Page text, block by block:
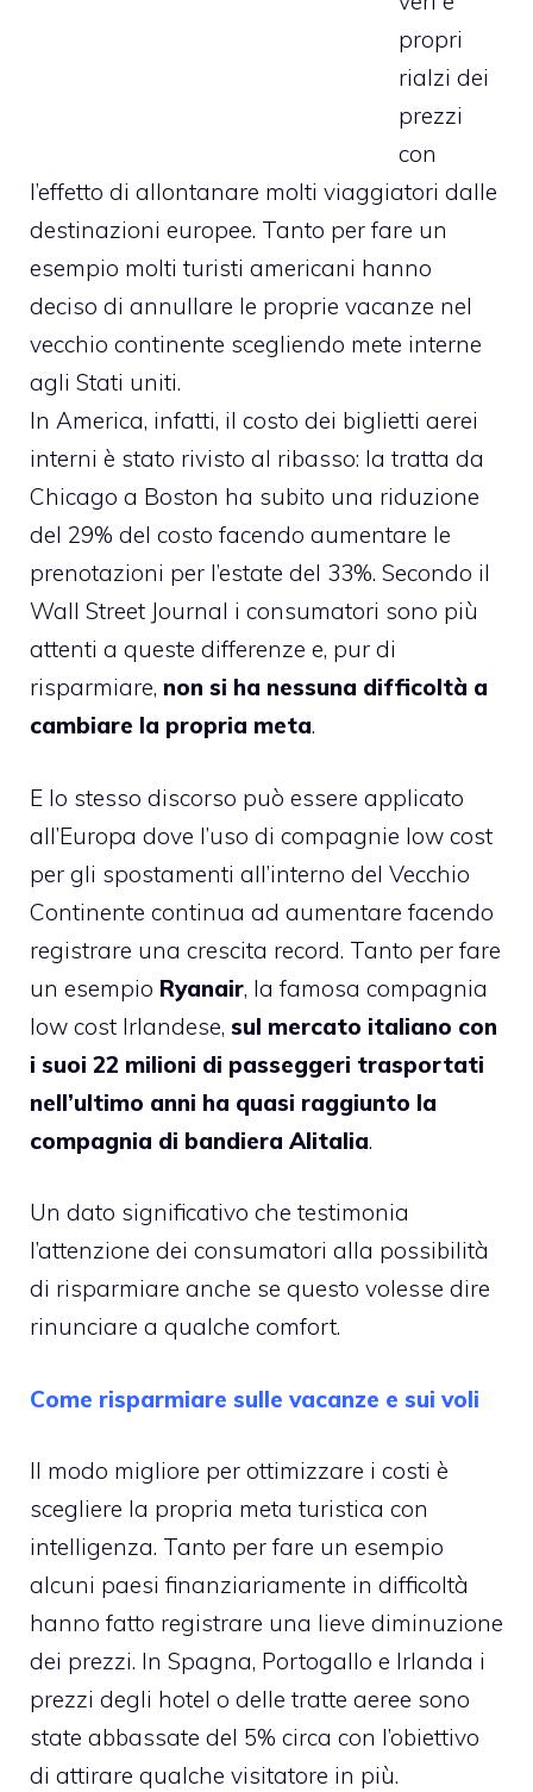
propri
rialzi dei
prezzi
con
l’effetto di allontanare molti viaggiatori dalle
destinazioni europee. Tanto per fare un
esempio molti turisti americani hanno
deciso di annullare le proprie vacanze nel
vecchio continente scegliendo mete interne
agli Stati uniti.
In America, infatti, il costo dei biglietti aerei
interni è stato rivisto al ribasso: la tratta da
Chicago a Boston ha subito una riduzione
del 29% del costo facendo aumentare le
prenotazioni per l’estate del 33%. Secondo il
Wall Street Journal i consumatori sono più
attenti a queste differenze e, pur di
risparmiare, non si ha nessuna difficoltà a
cambiare la propria meta.
E lo stesso discorso può essere applicato
all’Europa dove l’uso di compagnie low cost
per gli spostamenti all’interno del Vecchio
Continente continua ad aumentare facendo
registrare una crescita record. Tanto per fare
un esempio Ryanair, la famosa compagnia
low cost Irlandese, sul mercato italiano con
i suoi 22 milioni di passeggeri trasportati
nell’ultimo anni ha quasi raggiunto la
compagnia di bandiera Alitalia.
Un dato significativo che testimonia
l’attenzione dei consumatori alla possibilità
di risparmiare anche se questo volesse dire
rinunciare a qualche comfort.
Come risparmiare sulle vacanze e sui voli
Il modo migliore per ottimizzare i costi è
scegliere la propria meta turistica con
intelligenza. Tanto per fare un esempio
alcuni paesi finanziariamente in difficoltà
hanno fatto registrare una lieve diminuzione
dei prezzi. In Spagna, Portogallo e Irlanda i
prezzi degli hotel o delle tratte aeree sono
state abbassate del 5% circa con l’obiettivo
di attirare qualche visitatore in più.